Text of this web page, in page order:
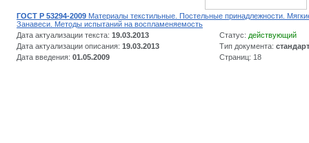
ГОСТ Р 53294-2009 Материалы текстильные. Постельные принадлежности.
Занавеси. Методы испытаний на воспламеняемость
Дата актуализации текста: 19.03.2013 Статус: действующий
Дата актуализации описания: 19.03.2013 Тип документа: стандарт
Дата введения: 01.05.2009 Страниц: 18